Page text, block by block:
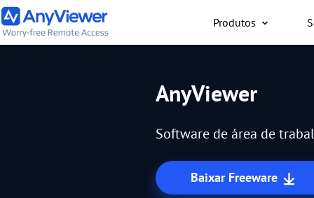
Produtos
PC/Mac/celular de
AnyViewer
Software de área de
Baixar Freeware